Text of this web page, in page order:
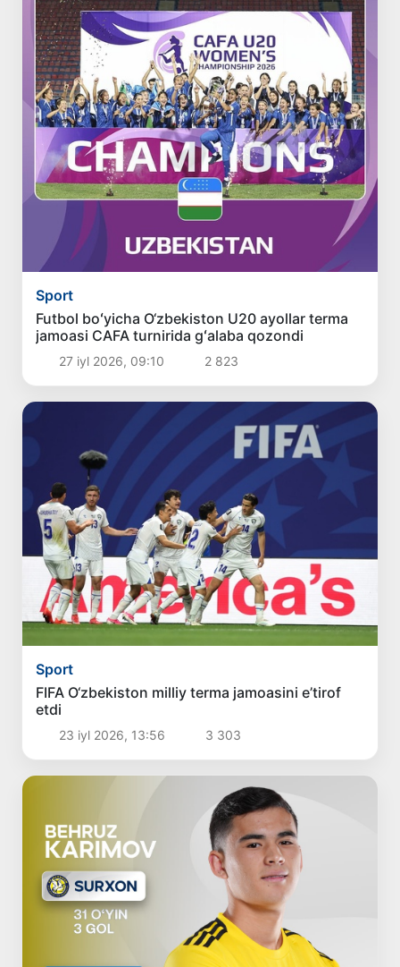
Sport
Futbol boʻyicha O‘zbekiston U20 ayollar terma
jamoasi CAFA turnirida gʻalaba qozondi
27 iyl 2026, 09:10 2 823
Sport
FIFA O‘zbekiston milliy terma jamoasini e’tirof
etdi
23 iyl 2026, 13:56 3 303